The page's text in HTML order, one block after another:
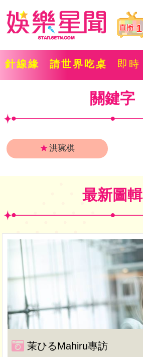
1
針線緣 請世界吃桌 即時
關鍵字
★洪琬棋
最新圖輯
茉ひるMahiru專訪